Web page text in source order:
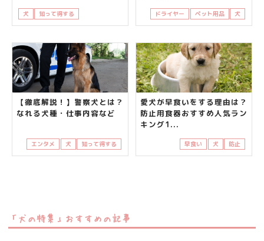
犬 知って得する ドライヤー ペット用品 犬
【徹底解説！】警察犬とは？
なれる犬種・仕事内容など
エンタメ 犬 知って得する
愛犬が早食いをする理由は？
防止用食器おすすめ人気ラン
キング1...
早食い 犬 防止
「犬の特集」おすすめの記事